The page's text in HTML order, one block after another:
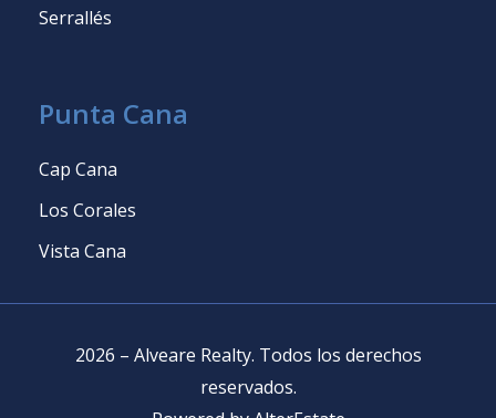
Serrallés
Punta Cana
Cap Cana
Los Corales
Vista Cana
2026 – Alveare Realty. Todos los derechos
reservados.